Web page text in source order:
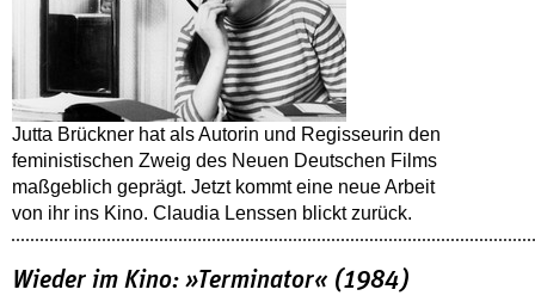
Jutta Brückner hat als Autorin und Regisseurin den
feministischen Zweig des Neuen Deutschen Films
maßgeblich geprägt. Jetzt kommt eine neue Arbeit
von ihr ins Kino. Claudia Lenssen blickt zurück.
Wieder im Kino: »Terminator« (1984)